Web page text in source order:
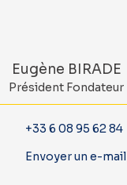
Eugène BIRADE
Président Fondateur
+33 6 08 95 62 84
Envoyer un e-mail